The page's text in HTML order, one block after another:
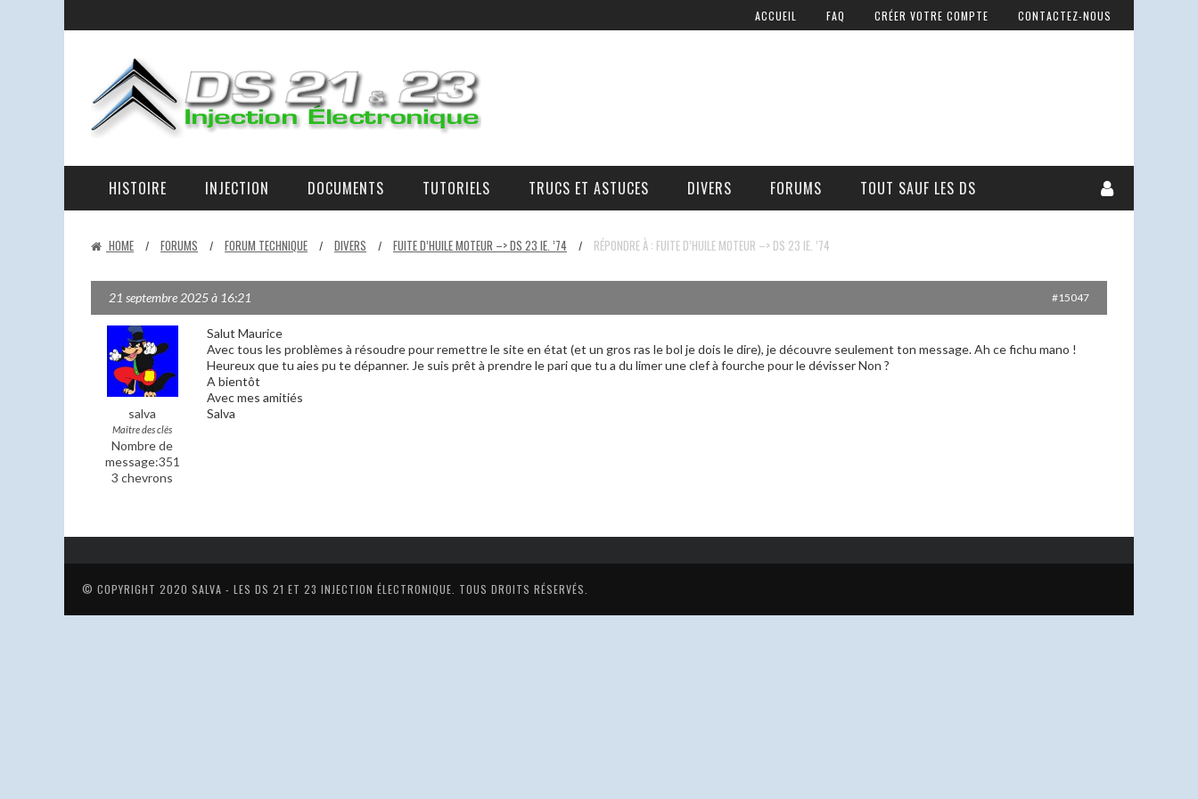
ACCUEIL FAQ CRÉER VOTRE COMPTE CONTACTEZ-NOUS
HISTOIRE INJECTION DOCUMENTS TUTORIELS TRUCS ET ASTUCES DIVERS FORUMS TOUT SAUF LES DS
HOME / FORUMS / FORUM TECHNIQUE / DIVERS / FUITE D’HUILE MOTEUR –> DS 23 IE. ’74 / RÉPONDRE À : FUITE D’HUILE MOTEUR –> DS 23 IE. ’74
21 septembre 2025 à 16:21 #15047
salva
Maître des clés
Nombre de
message:351
3 chevrons
Salut Maurice
Avec tous les problèmes à résoudre pour remettre le site en état (et un gros ras le bol je dois le dire), je découvre seulement ton message. Ah ce fichu mano !
Heureux que tu aies pu te dépanner. Je suis prêt à prendre le pari que tu a du limer une clef à fourche pour le dévisser Non ?
A bientôt
Avec mes amitiés
Salva
© COPYRIGHT 2020 SALVA - LES DS 21 ET 23 INJECTION ÉLECTRONIQUE . TOUS DROITS RÉSERVÉS.